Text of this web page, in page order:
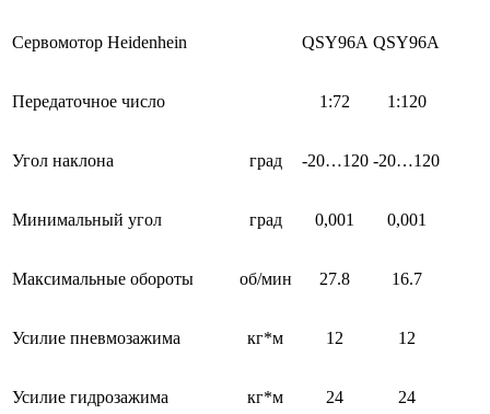
Сервомотор Heidenhein QSY96A QSY96A
Передаточное число 1:72 1:120
Угол наклона град -20…120 -20…120
Минимальный угол град 0,001 0,001
Максимальные обороты об/мин 27.8 16.7
Усилие пневмозажима кг*м 12 12
Усилие гидрозажима кг*м 24 24